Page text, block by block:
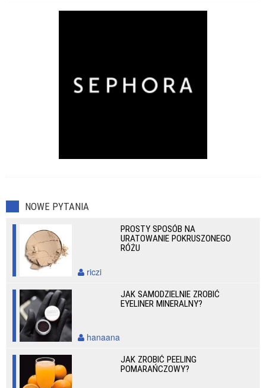
NOWE PYTANIA
PROSTY SPOSÓB NA
URATOWANIE POKRUSZONEGO
RÓŻU
riczi
JAK SAMODZIELNIE ZROBIĆ
EYELINER MINERALNY?
hanaana
JAK ZROBIĆ PEELING
POMARAŃCZOWY?